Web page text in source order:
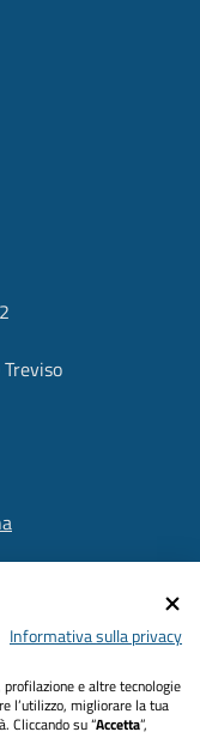
Informativa sulla privacy
e altre tecnologie
l’utilizzo, migliorare la tua
Cliccando su “Accetta”,